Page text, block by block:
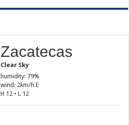
Zacatecas
Clear Sky
humidity: 79%
wind: 2km/h E
H 12 • L 12